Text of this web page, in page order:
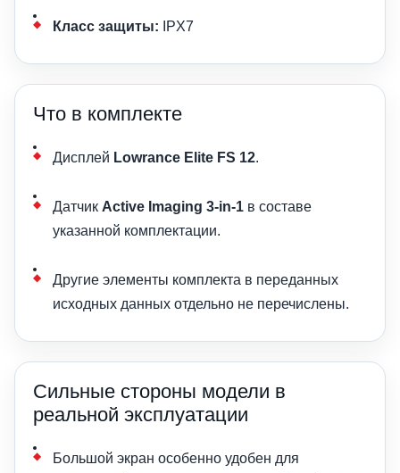
Класс защиты: IPX7
Что в комплекте
Дисплей Lowrance Elite FS 12.
Датчик Active Imaging 3-in-1 в составе
указанной комплектации.
Другие элементы комплекта в переданных
исходных данных отдельно не перечислены.
Сильные стороны модели в
реальной эксплуатации
Большой экран особенно удобен для